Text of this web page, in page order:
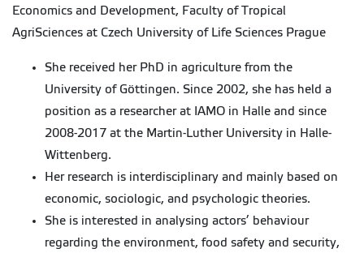
Economics and Development, Faculty of Tropical
AgriSciences at Czech University of Life Sciences Prague
She received her PhD in agriculture from the
University of Göttingen. Since 2002, she has held a
position as a researcher at IAMO in Halle and since
2008-2017 at the Martin-Luther University in Halle-
Wittenberg.
Her research is interdisciplinary and mainly based on
economic, sociologic, and psychologic theories.
She is interested in analysing actors’ behaviour
regarding the environment, food safety and security,